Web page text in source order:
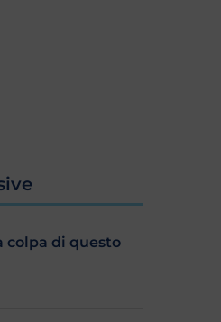
colpa di questo